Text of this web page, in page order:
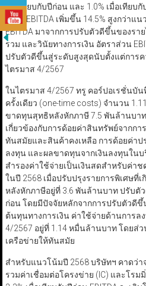
เมื่อเทียบกับปีก่อน และ 1.0% เมื่อเทียบ
2567 EBITDA เพิ่มขึ้น 14.5% สูงกว่าแ
EBITDA มาจากการปรับตัวดีขึ้นของรา
รวม และวินัยทางการเงิน อัตราส่วน
ปรับตัวดีขึ้นสู่ระดับสูงสุดนับตั้งแต่การค
ไตรมาส 4/2567
ในไตรมาส 4/2567 ทรู คอร์ปอเรชั่นบั
ครั้งเดียว (one-time costs) จำนวน
ขาดทุนสุทธิหลังหักภาษี 7.5 พันล้านบาท
เกี่ยวข้องกับการด้อยค่าสินทรัพย์จากก
ทันสมัยและสินค้าคงเหลือ การด้อยค่า
ลงทุน และผลขาดทุนจากเงินลงทุนในบ
สำรองค่าใช้จ่ายเป็นเงินสดสำหรับค่า
ในปี 2568 เมื่อปรับปรุงรายการพิเศษที่
หลังหักภาษีอยู่ที่ 3.6 พันล้านบาท ปรับตั
ก่อน โดยมีปัจจัยหลักจากการปรับตัวดีขึ้
ต้นทุนทางการเงิน ค่าใช้จ่ายด้านการล
4/2567 อยู่ที่ 1.14 หมื่นล้านบาท โดยส่
เครือข่ายให้ทันสมัย
สำหรับแนวโน้มปี 2568 บริษัทฯ คาดว่า
รวมค่าเชื่อมต่อโครงข่าย (IC) และโรม